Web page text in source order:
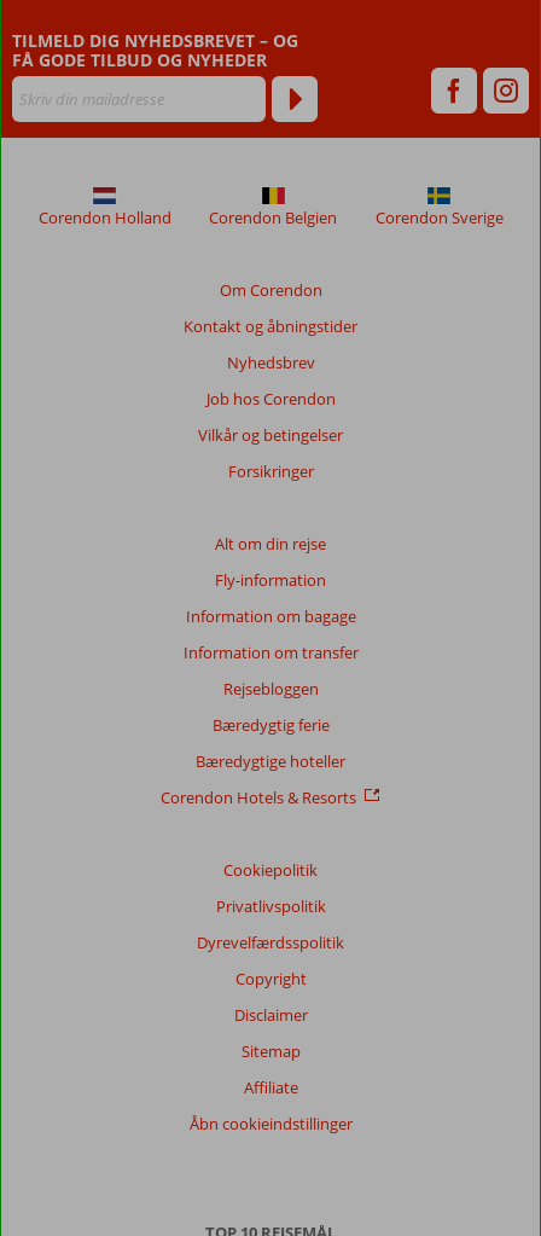
TILMELD DIG NYHEDSBREVET – OG
FÅ GODE TILBUD OG NYHEDER
Om Corendon
Kontakt og åbningstider
Nyhedsbrev
Job hos Corendon
Vilkår og betingelser
Forsikringer
Alt om din rejse
Fly-information
Information om bagage
Information om transfer
Rejsebloggen
Bæredygtig ferie
Bæredygtige hoteller
Corendon Hotels & Resorts
Cookiepolitik
Privatlivspolitik
Dyrevelfærdsspolitik
Copyright
Disclaimer
Sitemap
Affiliate
Åbn cookieindstillinger
Corendon Holland Corendon Belgien Corendon Sverige